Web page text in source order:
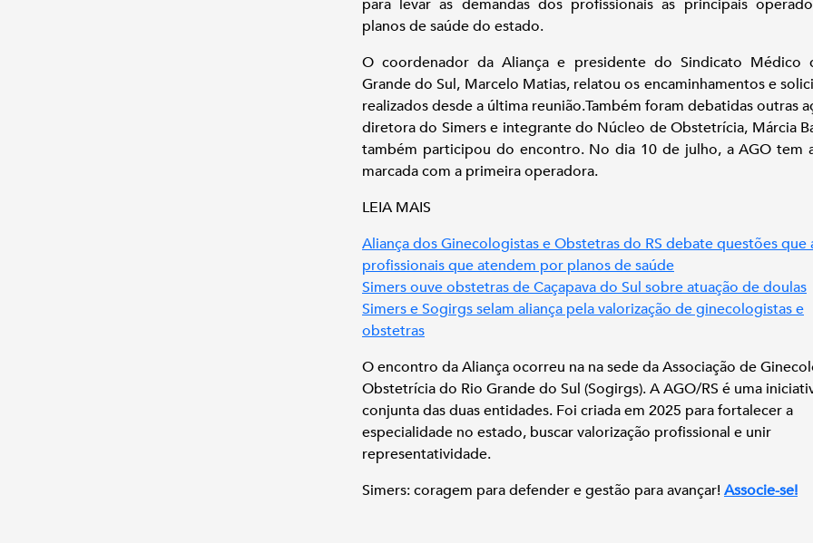
para levar as demandas dos profissionais às principais
planos de saúde do estado.
O coordenador da Aliança e presidente do Sindicato Médico
Grande do Sul, Marcelo Matias, relatou os encaminhamentos e
realizados desde a última reunião.Também foram debatidas outras
diretora do Simers e integrante do Núcleo de Obstetrícia, Márcia
também participou do encontro. No dia 10 de julho, a AGO tem
marcada com a primeira operadora.
LEIA MAIS
Aliança dos Ginecologistas e Obstetras do RS debate questões que
profissionais que atendem por planos de saúde
Simers ouve obstetras de Caçapava do Sul sobre atuação de doulas
Simers e Sogirgs selam aliança pela valorização de ginecologistas e
obstetras
O encontro da Aliança ocorreu na na sede da Associação de
Obstetrícia do Rio Grande do Sul (Sogirgs). A AGO/RS é uma
conjunta das duas entidades. Foi criada em 2025 para fortalecer a
especialidade no estado, buscar valorização profissional e unir
representatividade.
Simers: coragem para defender e gestão para avançar!Associe-se!